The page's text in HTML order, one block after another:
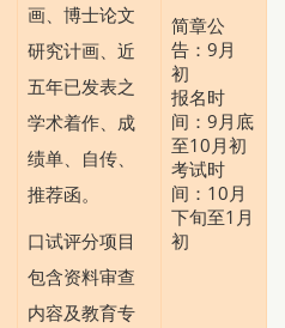
画、博士论文
研究计画、近
五年已发表之
学术着作、成
绩单、自传、
推荐函。
口试评分项目
包含资料审查
内容及教育专
简章公
告：9月
初
报名时
间：9月底
至10月初
考试时
间：10月
下旬至1月
初